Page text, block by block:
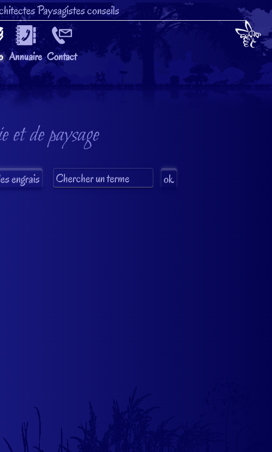
Paysagistes conseils
Annuaire Contact
et de paysage
engrais